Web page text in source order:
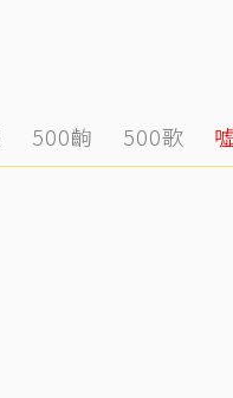
500齣 500歌